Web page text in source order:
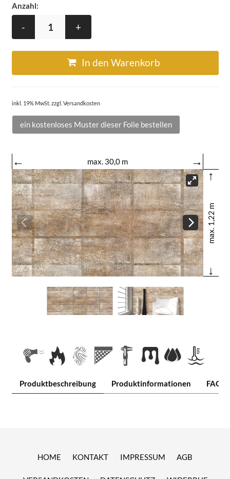
Anzahl:
- +
In den Warenkorb
inkl. 19% MwSt. zzgl. Versandkosten
ein kostenloses Muster dieser Folie bestellen
← max. 30,0 m
→
↑
max. 1,22 m
↓
Produktbeschreibung Produktinformationen FAQ
HOME KONTAKT IMPRESSUM AGB